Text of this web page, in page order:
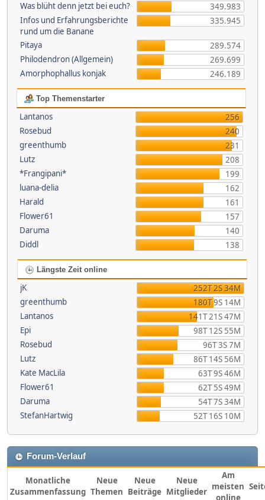
Was blüht denn jetzt bei euch?
349.983
Infos und Erfahrungsberichte
rund um die Banane
335.945
Pitaya
289.574
Philodendron (Allgemein)
269.699
Amorphophallus konjak
246.189
Top Themenstarter
Lantanos
256
Rosebud
240
greenthumb
231
Lutz
208
*Frangipani*
199
luana-delia
162
Harald
161
Flower61
157
Daruma
140
Diddl
138
Längste Zeit online
jK
252T 2S 34M
greenthumb
180T 9S 14M
Lantanos
141T 21S 47M
Epi
98T 12S 55M
Rosebud
96T 3S 7M
Lutz
86T 14S 56M
Kate MacLila
63T 9S 46M
Flower61
62T 5S 49M
Daruma
54T 7S 34M
StefanHartwig
52T 16S 10M
Forum-Verlauf
Monatliche
Zusammenfassung
Neue
Themen
Neue
Beiträge
Neue
Mitglieder
Am
meisten
online